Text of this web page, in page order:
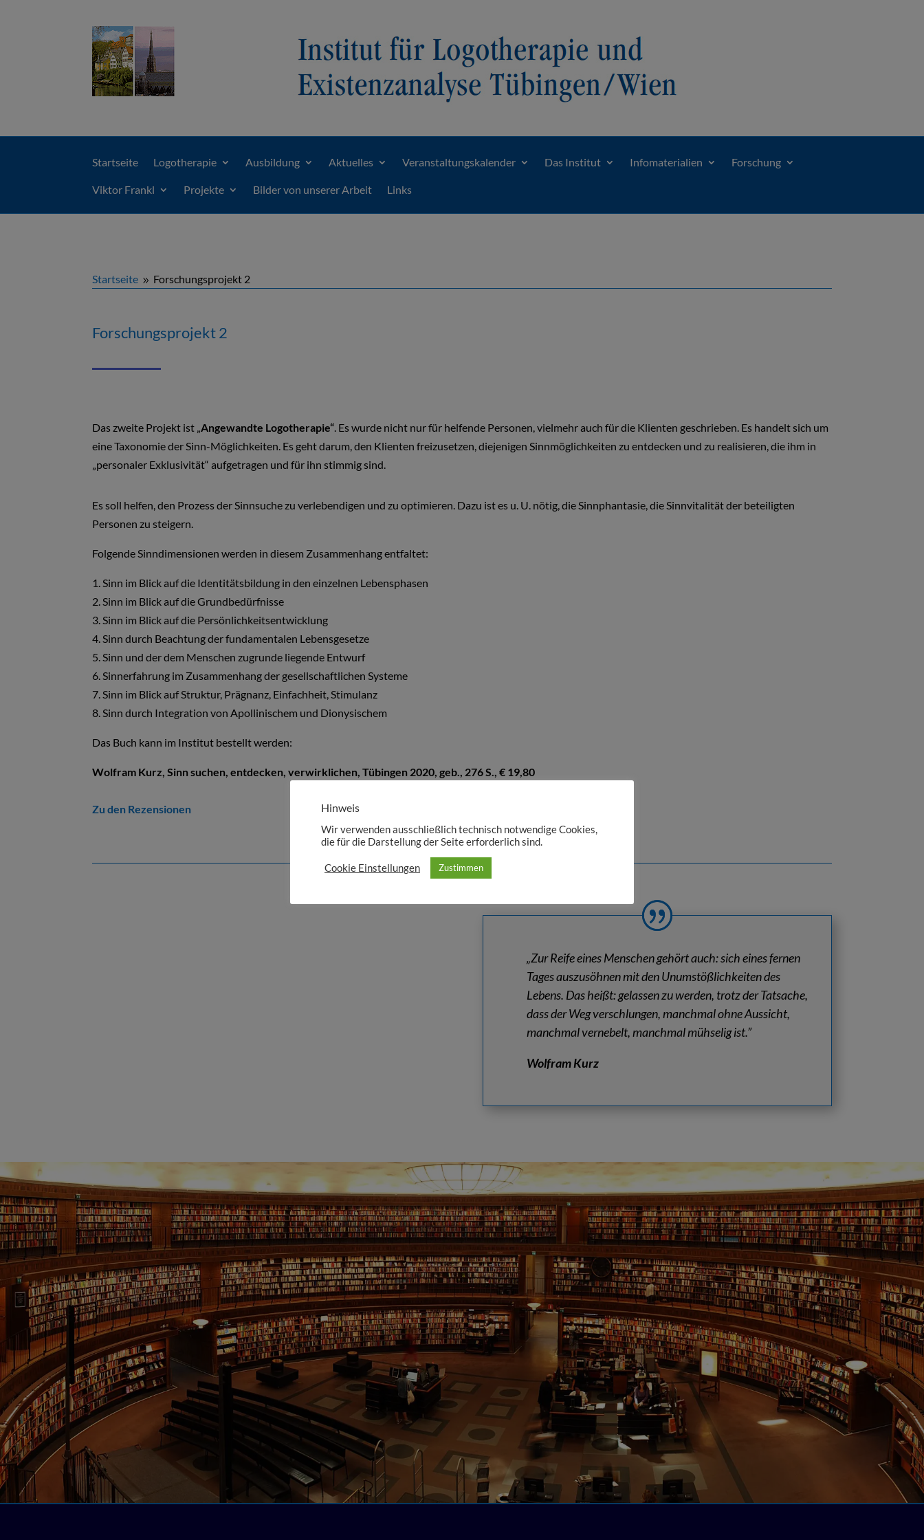
Startseite Logotherapie Ausbildung Aktuelles Veranstaltungskalender Das Institut Infomaterialien Forschung
Viktor Frankl Projekte Bilder von unserer Arbeit Links
Startseite 9 Forschungsprojekt 2
Forschungsprojekt 2
Das zweite Projekt ist „Angewandte Logotherapie“. Es wurde nicht nur für helfende Personen, vielmehr auch für die Klienten geschrieben. Es handelt sich um
eine Taxonomie der Sinn-Möglichkeiten. Es geht darum, den Klienten freizusetzen, diejenigen Sinnmöglichkeiten zu entdecken und zu realisieren, die ihm in
„personaler Exklusivität“ aufgetragen und für ihn stimmig sind.
Es soll helfen, den Prozess der Sinnsuche zu verlebendigen und zu optimieren. Dazu ist es u. U. nötig, die Sinnphantasie, die Sinnvitalität der beteiligten
Personen zu steigern.
Folgende Sinndimensionen werden in diesem Zusammenhang entfaltet:
1. Sinn im Blick auf die Identitätsbildung in den einzelnen Lebensphasen
2. Sinn im Blick auf die Grundbedürfnisse
3. Sinn im Blick auf die Persönlichkeitsentwicklung
4. Sinn durch Beachtung der fundamentalen Lebensgesetze
5. Sinn und der dem Menschen zugrunde liegende Entwurf
6. Sinnerfahrung im Zusammenhang der gesellschaftlichen Systeme
7. Sinn im Blick auf Struktur, Prägnanz, Einfachheit, Stimulanz
8. Sinn durch Integration von Apollinischem und Dionysischem
Das Buch kann im Institut bestellt werden:
Wolfram Kurz, Sinn suchen, entdecken, verwirklichen, Tübingen 2020, geb., 276 S., € 19,80
Zu den Rezensionen
„Zur Reife eines Menschen gehört auch: sich eines fernen
Tages auszusöhnen mit den Unumstößlichkeiten des
Lebens. Das heißt: gelassen zu werden, trotz der Tatsache,
dass der Weg verschlungen, manchmal ohne Aussicht,
manchmal vernebelt, manchmal mühselig ist.”
Wolfram Kurz
Hinweis
Wir verwenden ausschließlich technisch notwendige Cookies,
die für die Darstellung der Seite erforderlich sind.
Cookie Einstellungen Zustimmen